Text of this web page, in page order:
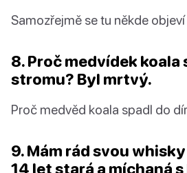
Samozřejmě se tu někde
8. Proč medvídek koala
stromu? Byl mrtvý.
Proč medvěd koala spadl do
9. Mám rád svou
14 let stará a míchaná